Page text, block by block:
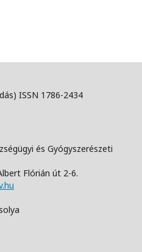
ISSN 1786-2434
és Gyógyszerészeti
Flórián út 2-6.